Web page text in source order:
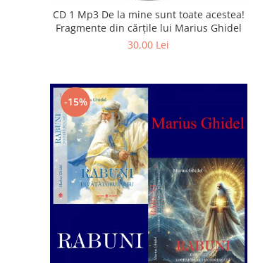
CD 1 Mp3 De la mine sunt toate acestea!
Fragmente din cărțile lui Marius Ghidel
30,00 Lei
-15%